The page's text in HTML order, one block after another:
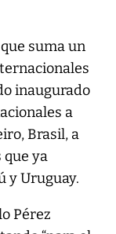
suma un
inaugurado
a
Brasil, a
que ya
y Uruguay.
Pérez